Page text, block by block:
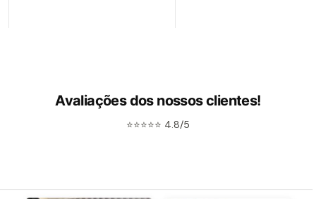
Avaliações dos nossos clientes!
⭐⭐⭐⭐⭐ 4.8/5